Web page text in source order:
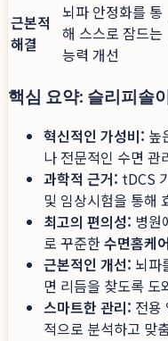
근본적
해결
뇌파 안정화를 통
해 스스로 잠드는
능력 개선
핵심 요약: 슬리피솔
혁신적인 가성비: 높
나 전문적인 수면 관
과학적 근거: tDCS
및 임상시험을 통해
최고의 편의성: 병원
로 꾸준한수면홈케어
근본적인 개선: 뇌파
면 리듬을 찾도록 도
스마트한 관리: 전용
적으로 분석하고 맞